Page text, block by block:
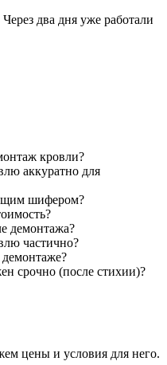
два дня уже работали
кровли?
аккуратно для
шифером?
демонтажа?
частично?
срочно (после стихии)?
цены и условия для него.